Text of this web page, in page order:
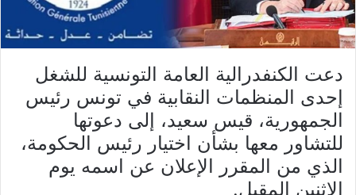
دعت الكنفدرالية العامة التونسية للشغل
إحدى المنظمات النقابية في تونس رئيس
الجمهورية، قيس سعيد، إلى دعوتها
للتشاور معها بشأن اختيار رئيس الحكومة،
الذي من المقرر الإعلان عن اسمه يوم
الاثنين المقبل.